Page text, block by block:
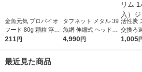
金魚元気 プロバイオ
フード 80g 顆粒 浮上
性 金魚のえさ 1個 ジ
211円
タフネット メタル 39
魚網 伸縮式 ヘッド着
脱機能付 1個 エーワ
4,990円
活性炭
交換ろ
ィルタ
1,005
最近見た商品